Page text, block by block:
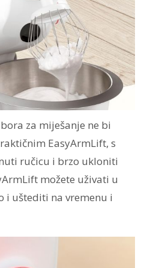
za miješanje ne bi
EasyArmLift, s
ručicu i brzo ukloniti
možete uživati u
i uštediti na vremenu i